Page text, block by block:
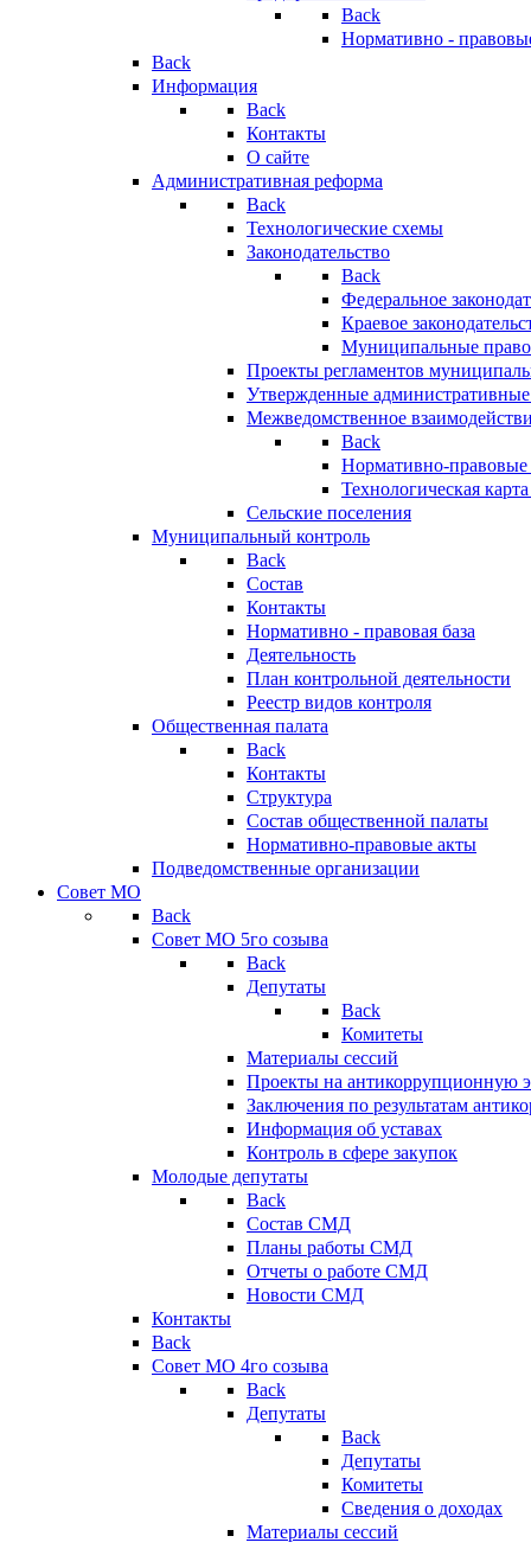
Back
Нормативно -
Back
Информация
Back
Контакты
О сайте
Административная реформа
Back
Технологические схемы
Законодательство
Back
Федеральное
Краевое
Муниципальные
Проекты регламентов
Утвержденные
Межведомственное
Back
Нормативно-правовые
Технологическая
Сельские поселения
Муниципальный контроль
Back
Состав
Контакты
Нормативно - правовая база
Деятельность
План контрольной деятельности
Реестр видов контроля
Общественная палата
Back
Контакты
Структура
Состав общественной палаты
Нормативно-правовые акты
Подведомственные организации
Совет МО
Back
Совет МО 5го созыва
Back
Депутаты
Back
Комитеты
Материалы сессий
Проекты на антикоррупционную
Заключения по результатам
Информация об уставах
Контроль в сфере закупок
Молодые депутаты
Back
Состав СМД
Планы работы СМД
Отчеты о работе СМД
Новости СМД
Контакты
Back
Совет МО 4го созыва
Back
Депутаты
Back
Депутаты
Комитеты
Сведения о доходах
Материалы сессий